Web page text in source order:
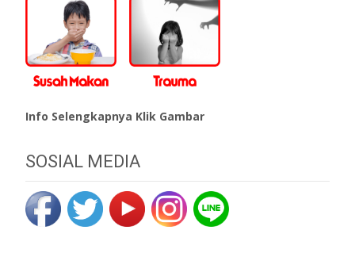
Info Selengkapnya Klik Gambar
SOSIAL MEDIA